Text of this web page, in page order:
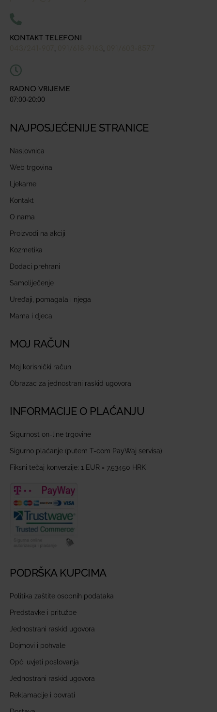
KONTAKT TELEFONI
, ,
RADNO VRIJEME
07:00-20:00
NAJPOSJEĆENIJE STRANICE
Naslovnica
Web trgovina
Ljekarne
Kontakt
O nama
Proizvodi na akciji
Kozmetika
Dodaci prehrani
Samoliječenje
Uređaji, pomagala i njega
Mama i djeca
MOJ RAČUN
Moj korisnički račun
Obrazac za jednostrani raskid ugovora
INFORMACIJE O PLAĆANJU
Sigurnost on-line trgovine
Sigurno plaćanje (putem T-com PayWaj servisa)
Fiksni tečaj konverzije: 1 EUR = 7,53450 HRK
PODRŠKA KUPCIMA
Politika zaštite osobnih podataka
Predstavke i pritužbe
Jednostrani raskid ugovora
Dojmovi i pohvale
Opći uvjeti poslovanja
Jednostrani raskid ugovora
Reklamacije i povrati